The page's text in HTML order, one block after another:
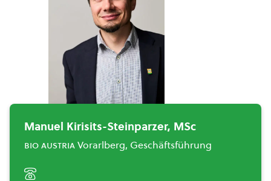
Manuel Kirisits-Steinparzer, MSc
bio austriaVorarlberg, Geschäftsführung